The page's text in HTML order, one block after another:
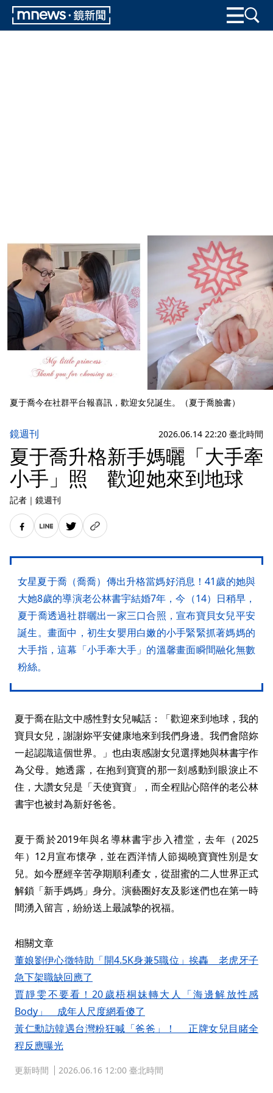
夏于喬今在社群平台報喜訊，歡迎女兒誕生。（夏于喬臉書）
鏡週刊 2026.06.14 22:20 臺北時間
夏于喬升格新手媽曬「大手牽
小手」照 歡迎她來到地球
記者 ｜ 鏡週刊
女星夏于喬（喬喬）傳出升格當媽好消息！41歲的她與
大她8歲的導演老公林書宇結婚7年，今（14）日稍早，
夏于喬透過社群曬出一家三口合照，宣布寶貝女兒平安
誕生。畫面中，初生女嬰用白嫩的小手緊緊抓著媽媽的
大手指，這幕「小手牽大手」的溫馨畫面瞬間融化無數
粉絲。
夏于喬在貼文中感性對女兒喊話：「歡迎來到地球，我的
寶貝女兒，謝謝妳平安健康地來到我們身邊。我們會陪妳
一起認識這個世界。」也由衷感謝女兒選擇她與林書宇作
為父母。她透露，在抱到寶寶的那一刻感動到眼淚止不
住，大讚女兒是「天使寶寶」，而全程貼心陪伴的老公林
書宇也被封為新好爸爸。
夏于喬於2019年與名導林書宇步入禮堂，去年（2025
年）12月宣布懷孕，並在西洋情人節揭曉寶寶性別是女
兒。如今歷經辛苦孕期順利產女，從甜蜜的二人世界正式
解鎖「新手媽媽」身分。演藝圈好友及影迷們也在第一時
間湧入留言，紛紛送上最誠摯的祝福。
相關文章
董娘劉伊心徵特助「開4.5K身兼5職位」挨轟 老虎牙子
急下架職缺回應了
賈靜雯不要看！20歲梧桐妹轉大人「海邊解放性感
Body」 成年人尺度網看傻了
黃仁勳訪韓遇台灣粉狂喊「爸爸」！ 正牌女兒目睹全
程反應曝光
更新時間 2026.06.16 12:00 臺北時間